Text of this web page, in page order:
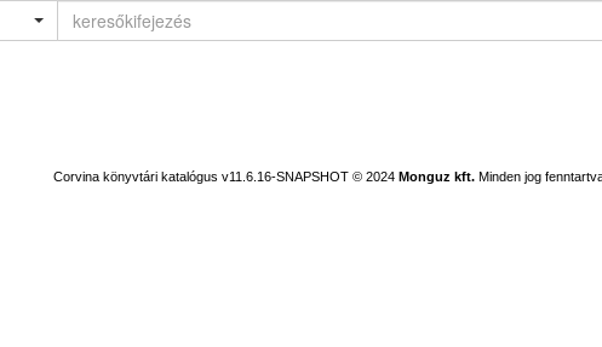
Corvina könyvtári katalógus v11.6.16-SNAPSHOT © 2024 Monguz kft. Minden jog